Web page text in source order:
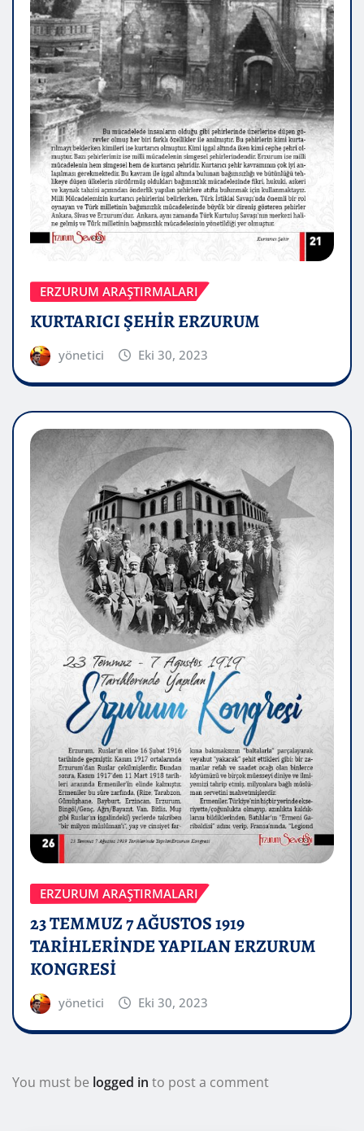
ERZURUM ARAŞTIRMALARI
KURTARICI ŞEHİR ERZURUM
yönetici Eki 30, 2023
ERZURUM ARAŞTIRMALARI
23 TEMMUZ 7 AĞUSTOS 1919
TARİHLERİNDE YAPILAN ERZURUM
KONGRESİ
yönetici Eki 30, 2023
You must be logged in to post a comment